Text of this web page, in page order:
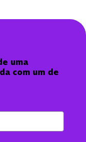
uma
com um de